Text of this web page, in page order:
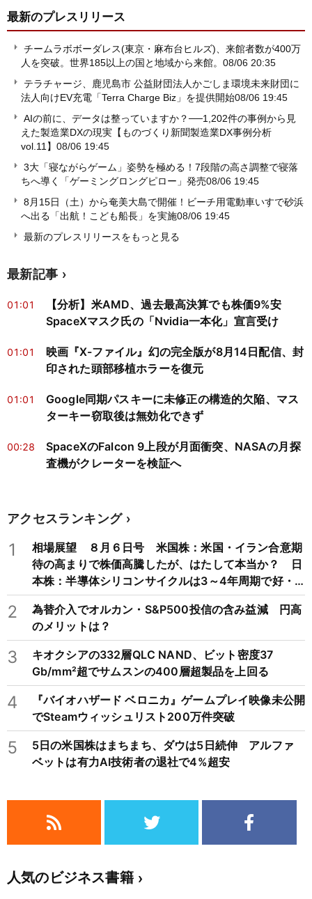
最新のプレスリリース
チームラボボーダレス(東京・麻布台ヒルズ)、来館者数が400万
人を突破。世界185以上の国と地域から来館。 08/06 20:35
テラチャージ、鹿児島市 公益財団法人かごしま環境未来財団に
法人向けEV充電「Terra Charge Biz」を提供開始08/06 19:45
AIの前に、データは整っていますか？──1,202件の事例から見
えた製造業DXの現実【ものづくり新聞製造業DX事例分析
vol.11】 08/06 19:45
3大「寝ながらゲーム」姿勢を極める！7段階の高さ調整で寝落
ちへ導く「ゲーミングロングピロー」発売08/06 19:45
8月15日（土）から奄美大島で開催！ビーチ用電動車いすで砂浜
へ出る「出航！こども船長」を実施08/06 19:45
最新のプレスリリースをもっと見る
最新記事
01:01
【分析】米AMD、過去最高決算でも株価9%安
SpaceXマスク氏の「Nvidia一本化」宣言受け
01:01
映画『X-ファイル』幻の完全版が8月14日配信、封
印された頭部移植ホラーを復元
01:01
Google同期パスキーに未修正の構造的欠陥、マス
ターキー窃取後は無効化できず
00:28
SpaceXのFalcon 9上段が月面衝突、NASAの月探
査機がクレーターを検証へ
アクセスランキング
1
相場展望 ８月６日号 米国株：米国・イラン合意期
待の高まりで株価高騰したが、はたして本当か？ 日
本株：半導体シリコンサイクルは3～4年周期で好・
不況を繰り返すため注意
2
為替介入でオルカン・S&P500投信の含み益減 円高
のメリットは？
3
キオクシアの332層QLC NAND、ビット密度37
Gb/mm²超でサムスンの400層超製品を上回る
4
『バイオハザード ベロニカ』ゲームプレイ映像未公開
でSteamウィッシュリスト200万件突破
5
5日の米国株はまちまち、ダウは5日続伸 アルファ
ベットは有力AI技術者の退社で4%超安
人気のビジネス書籍